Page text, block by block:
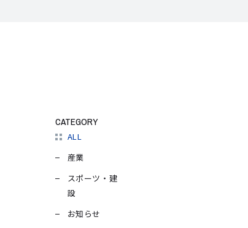
CATEGORY
ALL
産業
スポーツ・建
設
お知らせ